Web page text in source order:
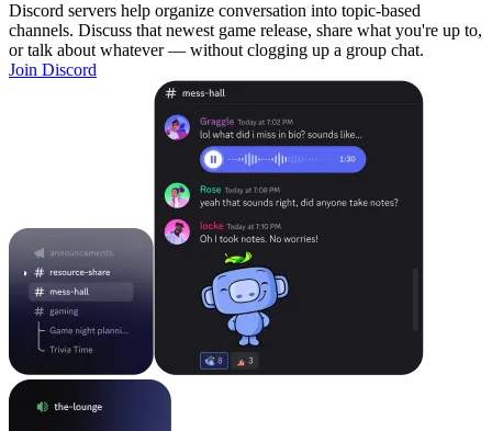
Discord servers help organize conversation into topic-based
channels. Discuss that newest game release, share what you're up to,
or talk about whatever — without clogging up a group chat.
Join Discord